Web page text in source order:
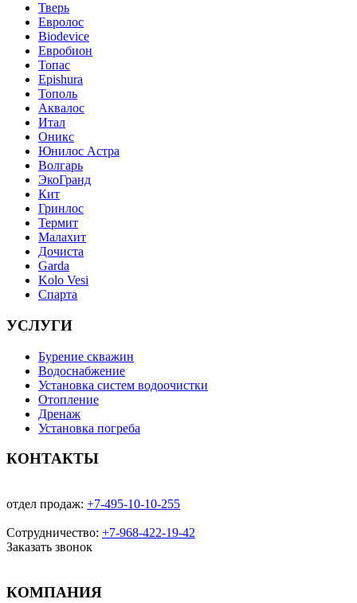
Тверь
Евролос
Biodevice
Евробион
Топас
Epishura
Тополь
Аквалос
Итал
Оникс
Юнилос Астра
Волгарь
ЭкоГранд
Кит
Гринлос
Термит
Малахит
Дочиста
Garda
Kolo Vesi
Спарта
УСЛУГИ
Бурение скважин
Водоснабжение
Установка систем водоочистки
Отопление
Дренаж
Установка погреба
КОНТАКТЫ
отдел продаж: +7-495-10-10-255
Сотрудничество: +7-968-422-19-42
Заказать звонок
КОМПАНИЯ